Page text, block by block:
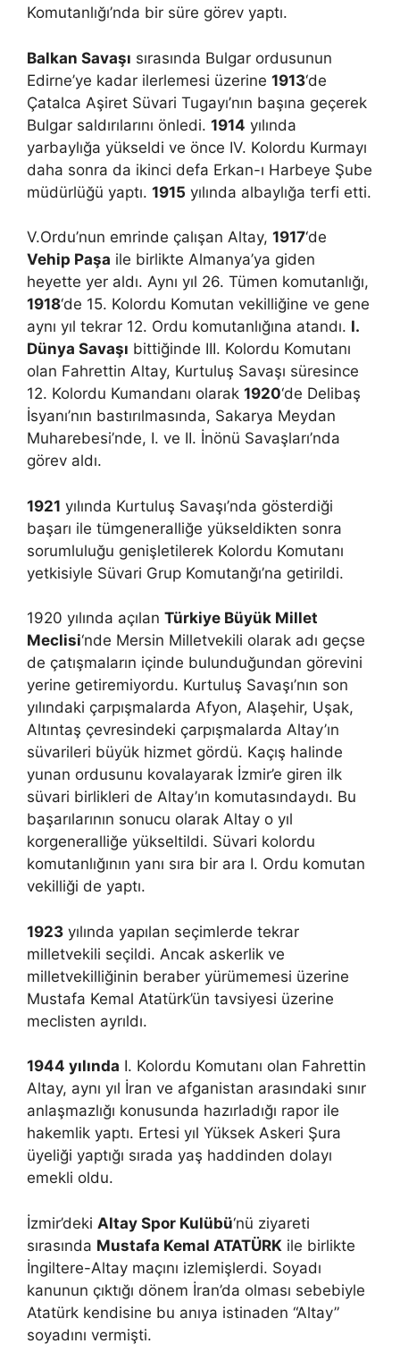
Komutanlığı’nda bir süre görev yaptı.
Balkan Savaşı sırasında Bulgar ordusunun
Edirne’ye kadar ilerlemesi üzerine 1913‘de
Çatalca Aşiret Süvari Tugayı’nın başına geçerek
Bulgar saldırılarını önledi. 1914 yılında
yarbaylığa yükseldi ve önce IV. Kolordu Kurmayı
daha sonra da ikinci defa Erkan-ı Harbeye Şube
müdürlüğü yaptı. 1915 yılında albaylığa terfi etti.
V.Ordu’nun emrinde çalışan Altay, 1917‘de
Vehip Paşa ile birlikte Almanya’ya giden
heyette yer aldı. Aynı yıl 26. Tümen komutanlığı,
1918‘de 15. Kolordu Komutan vekilliğine ve gene
aynı yıl tekrar 12. Ordu komutanlığına atandı. I.
Dünya Savaşı bittiğinde III. Kolordu Komutanı
olan Fahrettin Altay, Kurtuluş Savaşı süresince
12. Kolordu Kumandanı olarak 1920‘de Delibaş
İsyanı’nın bastırılmasında, Sakarya Meydan
Muharebesi’nde, I. ve II. İnönü Savaşları’nda
görev aldı.
1921 yılında Kurtuluş Savaşı’nda gösterdiği
başarı ile tümgeneralliğe yükseldikten sonra
sorumluluğu genişletilerek Kolordu Komutanı
yetkisiyle Süvari Grup Komutanğı’na getirildi.
1920 yılında açılan Türkiye Büyük Millet
Meclisi‘nde Mersin Milletvekili olarak adı geçse
de çatışmaların içinde bulunduğundan görevini
yerine getiremiyordu. Kurtuluş Savaşı’nın son
yılındaki çarpışmalarda Afyon, Alaşehir, Uşak,
Altıntaş çevresindeki çarpışmalarda Altay’ın
süvarileri büyük hizmet gördü. Kaçış halinde
yunan ordusunu kovalayarak İzmir’e giren ilk
süvari birlikleri de Altay’ın komutasındaydı. Bu
başarılarının sonucu olarak Altay o yıl
korgeneralliğe yükseltildi. Süvari kolordu
komutanlığının yanı sıra bir ara I. Ordu komutan
vekilliği de yaptı.
1923 yılında yapılan seçimlerde tekrar
milletvekili seçildi. Ancak askerlik ve
milletvekilliğinin beraber yürümemesi üzerine
Mustafa Kemal Atatürk’ün tavsiyesi üzerine
meclisten ayrıldı.
1944 yılında I. Kolordu Komutanı olan Fahrettin
Altay, aynı yıl İran ve afganistan arasındaki sınır
anlaşmazlığı konusunda hazırladığı rapor ile
hakemlik yaptı. Ertesi yıl Yüksek Askeri Şura
üyeliği yaptığı sırada yaş haddinden dolayı
emekli oldu.
İzmir’deki Altay Spor Kulübü‘nü ziyareti
sırasında Mustafa Kemal ATATÜRK ile birlikte
İngiltere-Altay maçını izlemişlerdi. Soyadı
kanunun çıktığı dönem İran’da olması sebebiyle
Atatürk kendisine bu anıya istinaden “Altay”
soyadını vermişti.